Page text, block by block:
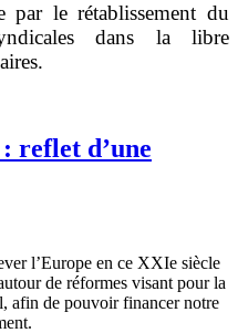
par le rétablissement du
dans la libre
reflet d’une
l’Europe en ce XXIe siècle
de réformes visant pour la
afin de pouvoir financer notre